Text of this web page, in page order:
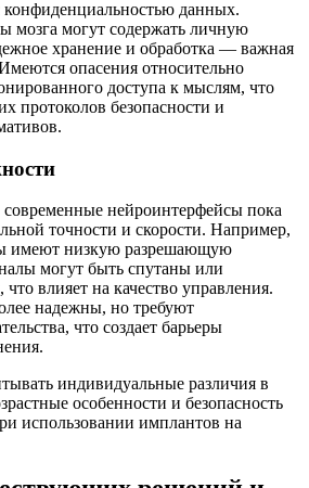
конфиденциальностью данных.
мозга могут содержать личную
хранение и обработка — важная
опасения относительно
доступа к мыслям, что
протоколов безопасности и
современные нейроинтерфейсы пока
точности и скорости. Например,
имеют низкую разрешающую
могут быть спутаны или
влияет на качество управления.
надежны, но требуют
что создает барьеры
индивидуальные различия в
особенности и безопасность
использовании имплантов на